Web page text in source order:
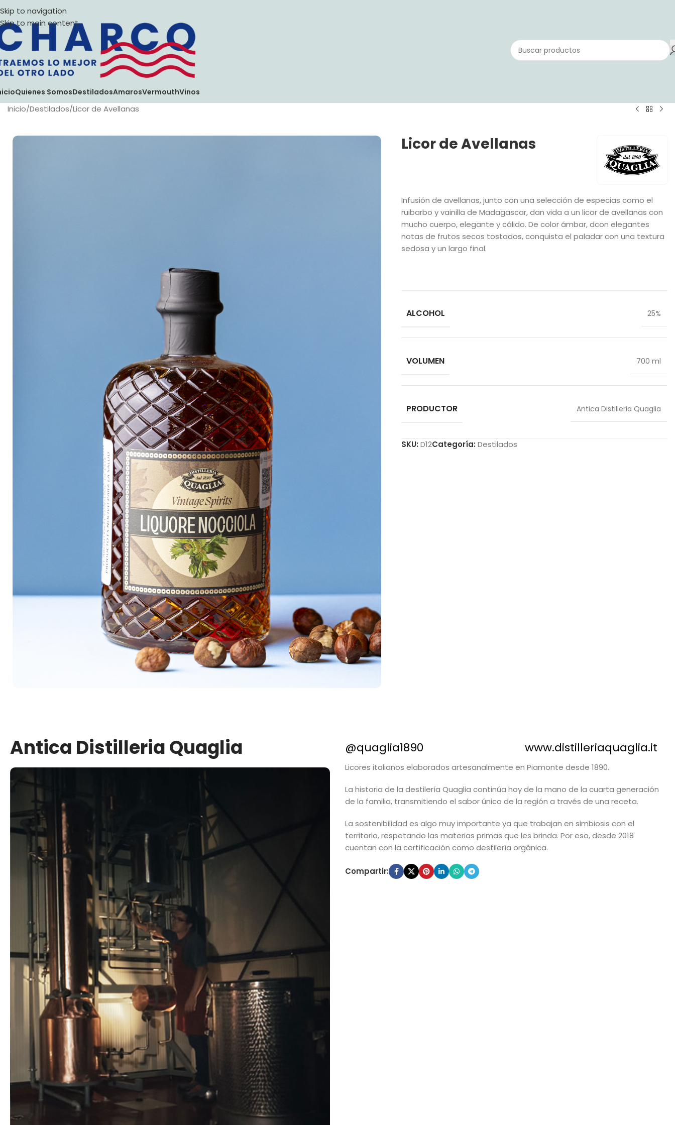
Skip to navigation
Skip to main content
Quienes SomosDestiladosAmarosVermouthVinos
Inicio Destilados Licor de Avellanas
Licor de Avellanas
Infusión de avellanas, junto con una selección de especias como el
ruibarbo y vainilla de Madagascar, dan vida a un licor de avellanas con
mucho cuerpo, elegante y cálido. De color ámbar, dcon elegantes
notas de frutos secos tostados, conquista el paladar con una textura
sedosa y un largo final.
ALCOHOL 25%
VOLUMEN 700 ml
PRODUCTOR Antica Distilleria Quaglia
SKU: D12Categoría: Destilados
Antica Distilleria Quaglia @quaglia1890 www.distilleriaquaglia.it
Licores italianos elaborados artesanalmente en Piamonte desde 1890.
La historia de la destilería Quaglia continúa hoy de la mano de la cuarta generación
de la familia, transmitiendo el sabor único de la región a través de una receta.
La sostenibilidad es algo muy importante ya que trabajan en simbiosis con el
territorio, respetando las materias primas que les brinda. Por eso, desde 2018
cuentan con la certificación como destilería orgánica.
Compartir: